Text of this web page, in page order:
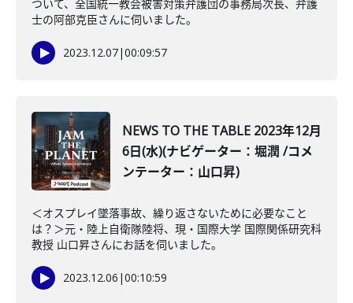
ついて、全国統一教会被害対策弁護団の事務局次長、弁護
士の阿部克臣さんに伺いました。
2023.12.07|00:09:57
NEWS TO THE TABLE 2023年12月
6日(水)(ナビゲーター：堀潤 /コメ
ンテーター：山口昇)
＜オスプレイ墜落事故、繰り返さないために必要なこと
は？＞元・陸上自衛隊陸将、現・国際大学 国際関係研究科
教授 山口昇さんにお話を伺いました。
2023.12.06 |00:10:59